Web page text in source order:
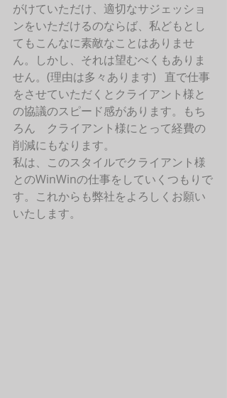
がけていただけ、適切なサジェッショ
ンをいただけるのならば、私どもとし
てもこんなに素敵なことはありませ
ん。しかし、それは望むべくもありま
せん。(理由は多々あります)   直で仕事
をさせていただくとクライアント様と
の協議のスピード感があります。もち
ろん　クライアント様にとって経費の
削減にもなります。
私は、このスタイルでクライアント様
とのWinWinの仕事をしていくつもりで
す。これからも弊社をよろしくお願い
いたします。